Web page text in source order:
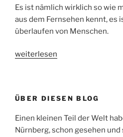
Es ist nämlich wirklich so wie
aus dem Fernsehen kennt, es
überlaufen von Menschen.
„Die
weiterlesen
ÜBER DIESEN BLOG
Einen kleinen Teil der Welt
Nürnberg, schon gesehen